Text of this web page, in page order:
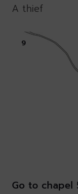
A thief
9
Go to chapel